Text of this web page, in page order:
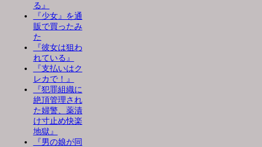
る』
『少女』を通
販で買ったみ
た
『彼女は狙わ
れている』
『支払いはク
レカで！』
『犯罪組織に
絶頂管理され
た婦警、薬漬
け寸止め快楽
地獄』
『男の娘が同